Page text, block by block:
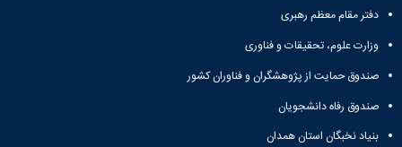
دفتر مقام معظم رهبری
وزارت علوم، تحقیقات و فناوری
صندوق حمایت از پژوهشگران و فناوران کشور
صندوق رفاه دانشجویان
بنیاد نخبگان استان همدان